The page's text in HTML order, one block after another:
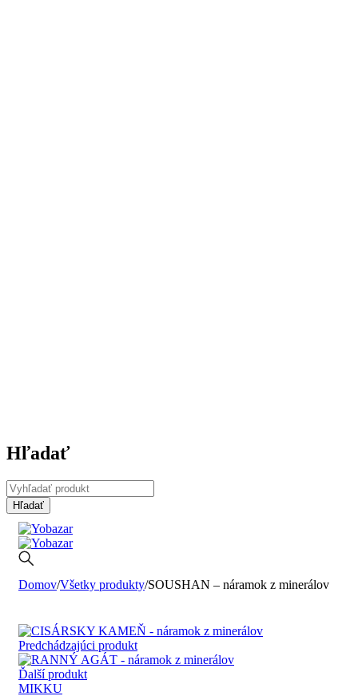
Hľadať
Domov/Všetky produkty/SOUSHAN – náramok z minerálov
Predchádzajúci produkt
Ďalší produkt
MIKKU